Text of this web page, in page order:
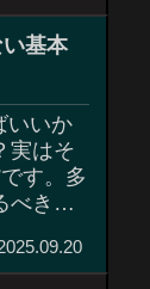
基本
いいか
実はそ
す。多
べきこ